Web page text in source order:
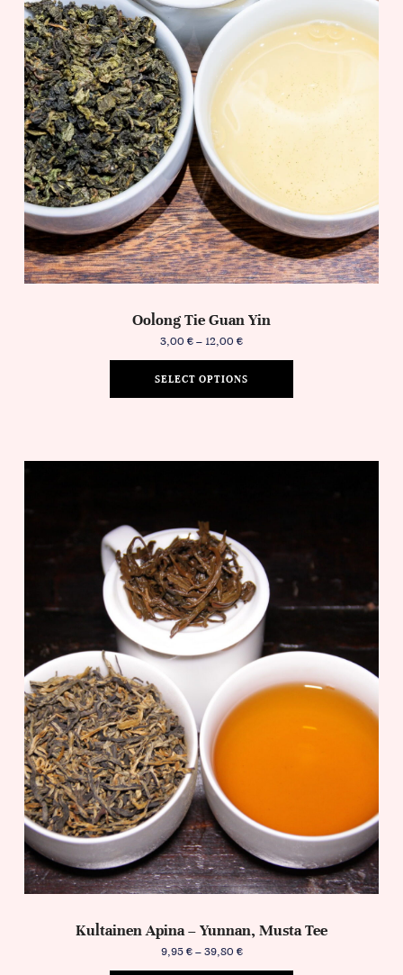
Oolong Tie Guan Yin
3,00 €– 12,00 €
SELECT OPTIONS
Kultainen Apina – Yunnan, Musta Tee
9,95€ – 39,80 €